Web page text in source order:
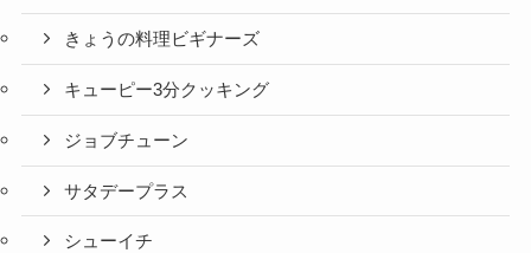
きょうの料理ビギナーズ
キューピー3分クッキング
ジョブチューン
サタデープラス
シューイチ